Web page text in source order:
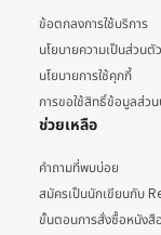
ข้อตกลงการใช้บริการ
นโยบายความเป็นส่วนตัว
นโยบายการใช้คุกกี้
การขอใช้สิทธิ์ข้อมูลส่ว
ช่วยเหลือ
คำถามที่พบบ่อย
สมัครเป็นนักเขียนกับ
ขั้นตอนการสั่งซื้อหนังสือ